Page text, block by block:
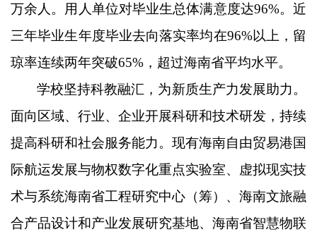
万余人。用人单位对毕业生总体满意度达96%。近
三年毕业生年度毕业去向落实率均在96%以上，留
琼率连续两年突破65% ， 超过海南省平均水平。
学校坚持科教融汇 ，为新质生产力发展助力。
面向区域、行业、企业开展科研和技术研发，持续
提高科研和社会服务能力。现有海南自由贸易港国
际航运发展与物权数字化重点实验室、虚拟现实技
术与系统海南省工程研究中心（筹）、海南文旅融
合产品设计和产业发展研究基地、海南省智慧物联